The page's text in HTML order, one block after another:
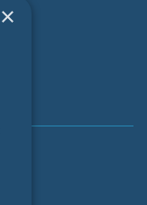
×